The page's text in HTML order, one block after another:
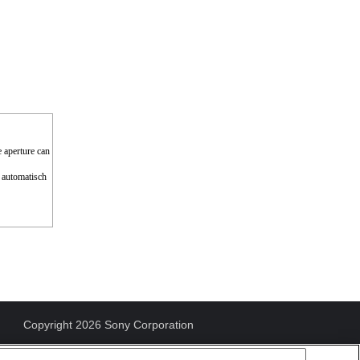
can
Copyright 2026 Sony Corporation